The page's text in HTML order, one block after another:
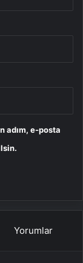
adım, e-posta
Yorumlar